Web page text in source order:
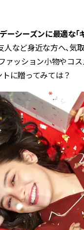
ーシーズンに最適な「
人など身近な方へ、気
ァッション小物やコ
に贈ってみては？
BEAUTY Aug, 7,
【UV下地】酷暑に頼れ
｜30代美容ライターが
BEAUTY Aug, 6,
【ヘアアクセ6選】手抜
ない！アラサーのまと
抜ける「即戦力アクセ
CLASSY.[クラッシィ]
BEAUTY Aug, 7,
冷房・紫外線etc...「夏
燥」を防ぐ【ベタつか
クリーム】3選＜30代の
スメ＞ | CLASSY.[クラッ